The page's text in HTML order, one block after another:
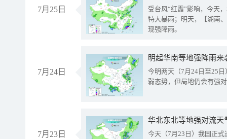
7月25日
受台风“红霞”影响，今天
特大暴雨；明天，【湖南
现强降雨。
7月24日
明起华南等地强降雨
今明两天（7月24日至25
弱态势，但局地仍会有强
7月23日
华北东北等地强对流天
今天（7月23日）我国正